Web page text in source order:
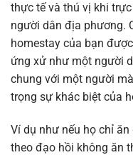
thực tế và thú vị khi
người dân địa phương.
homestay của bạn
ứng xử như một người
chung với một người
trọng sự khác biệt của
Ví dụ như nếu họ chỉ
theo đạo hồi không ăn